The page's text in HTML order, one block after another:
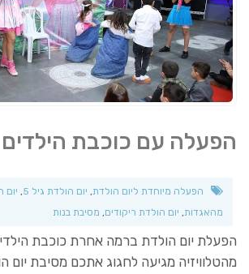
הפעלה עם כוכבת הילדים
הפעלה מיוחדת ליום הולדת, יום הולדת גיל 5 , יום
מהאגדות, יום הולדת ריקודים, מסיבת בנות
הפעלת יום הולדת ברמה אחרת כוכבת
מהטלוויזיה מגיעה לחגוג אתכם מסיבת יום